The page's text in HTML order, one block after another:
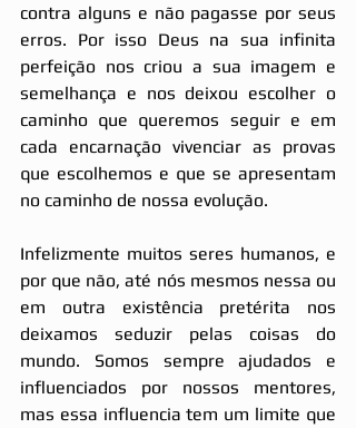
contra alguns e não pagasse por seus
erros. Por isso Deus na sua infinita
perfeição nos criou a sua imagem e
semelhança e nos deixou escolher o
caminho que queremos seguir e em
cada encarnação vivenciar as provas
que escolhemos e que se apresentam
no caminho de nossa evolução.
Infelizmente muitos seres humanos, e
por que não, até nós mesmos nessa ou
em outra existência pretérita nos
deixamos seduzir pelas coisas do
mundo. Somos sempre ajudados e
influenciados por nossos mentores,
mas essa influencia tem um limite que